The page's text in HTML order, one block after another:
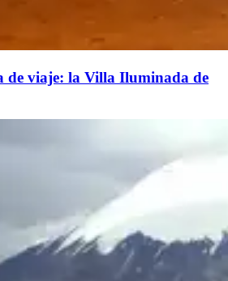
de viaje: la Villa Iluminada de